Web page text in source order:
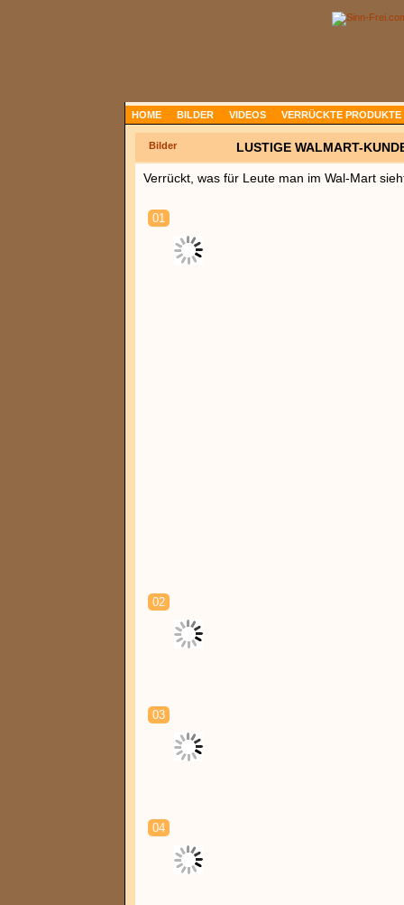
HOME BILDER VIDEOS VERRÜCKTE PRODUKTE
Bilder LUSTIGE WALMART-
Verrückt, was für Leute man im Wal-Mart
01
02
03
04